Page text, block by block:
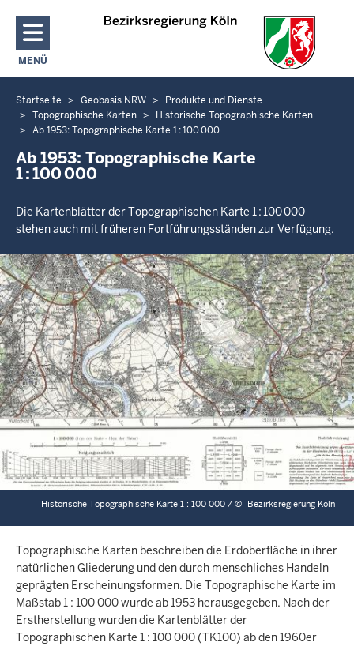
Direkt zum Inhalt
MENÜ
NAVIGATION AKTIVIEREN/DEAKTIVIEREN: HAUPTMENÜ
Sie
befinden
hier
Startseite Geobasis NRW
Produkte und Dienste
Topographische Karten
Historische Topographische Karten
Ab 1953: Topographische Karte 1 : 100 000
Ab 1953: Topographische Karte
1 : 100 000
Die Kartenblätter der Topographischen Karte 1 : 100 000
stehen auch mit früheren Fortführungsständen zur Verfügung.
Historische Topographische Karte 1 : 100 000 /© Bezirksregierung Köln
Topographische Karten beschreiben die Erdoberfläche in ihrer
natürlichen Gliederung und den durch menschliches Handeln
geprägten Erscheinungsformen. Die Topographische Karte im
Maßstab 1 : 100 000 wurde ab 1953 herausgegeben. Nach der
Erstherstellung wurden die Kartenblätter der
Topographischen Karte 1 : 100 000 (TK100) ab den 1960er